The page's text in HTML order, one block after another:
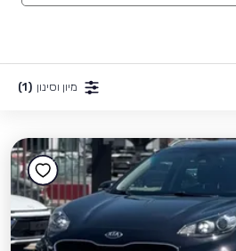
מיון וסינון (1)